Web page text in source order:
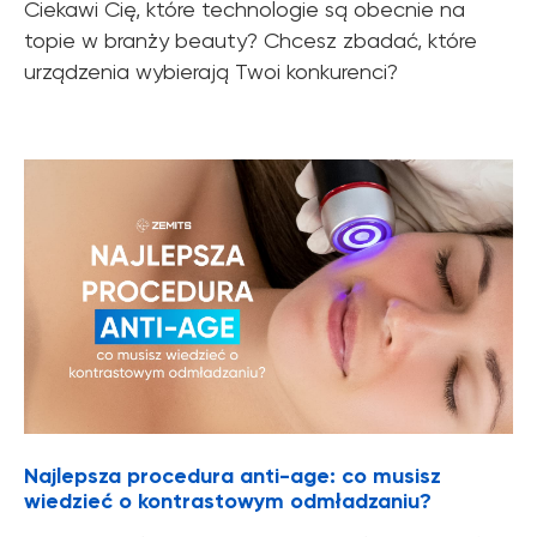
Ciekawi Cię, które technologie są obecnie na
topie w branży beauty? Chcesz zbadać, które
urządzenia wybierają Twoi konkurenci?
Najlepsza procedura anti-age: co musisz
wiedzieć o kontrastowym odmładzaniu?